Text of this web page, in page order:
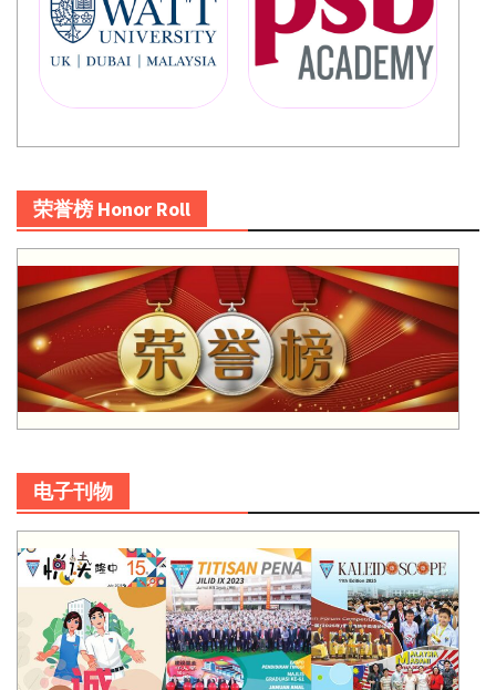
荣誉榜 Honor Roll
电子刊物